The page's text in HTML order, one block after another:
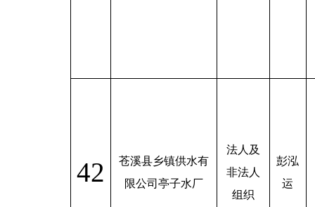
42
苍溪县乡镇供水有
限公司亭子水厂
法人及
非法人
组织
彭泓
运